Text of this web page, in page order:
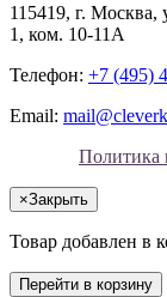
115419, г. Москва,
1, ком. 10-11А
Телефон: +7 (495)
Email:
Политика
×Закрыть
Товар добавлен в
Перейти в корзину